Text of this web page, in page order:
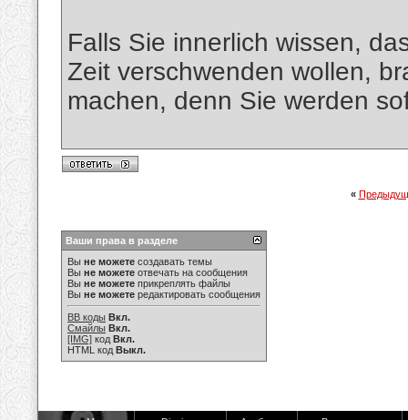
Falls Sie innerlich wissen,
Zeit verschwenden wollen,
machen, denn Sie werden
«
Ваши права в разделе
Вы не можете создавать темы
Вы не можете отвечать на сообщения
Вы не можете прикреплять файлы
Вы не можете редактировать сообщения
BB коды Вкл.
Смайлы Вкл.
[IMG] код Вкл.
HTML код Выкл.